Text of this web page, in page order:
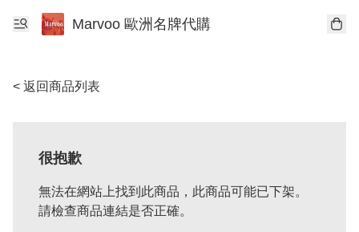
Marvoo 歐洲名牌代購
< 返回商品列表
很抱歉
無法在網站上找到此商品，此商品可能已下架。
請檢查商品連結是否正確。